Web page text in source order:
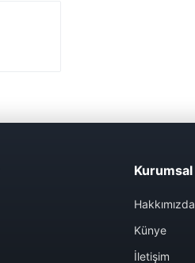
Kurumsal
Hakkımızda
Künye
İletişim